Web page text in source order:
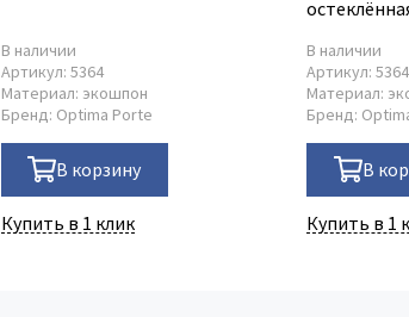
В наличии
Артикул: 5364
Материал: экошпон
Бренд: Optima Porte
В корзину
Купить в 1 клик
В наличии
Артикул:5364
Материал:
Бренд:
В
Купить в 1